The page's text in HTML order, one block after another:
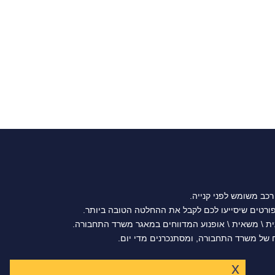
משומש לפני קנייה.
\ משאית \ אופנוע המדווחים במאגר משרד התחבורה.
של משרד התחבורה, ומסתנכרנים מדי יום.
x